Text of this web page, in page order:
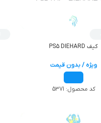
کیف PS5 DIEHARD
ویژه / بدون قیمت
کد محصول: 5371